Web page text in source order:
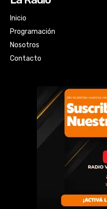
Inicio
Programación
Nosotros
Contacto